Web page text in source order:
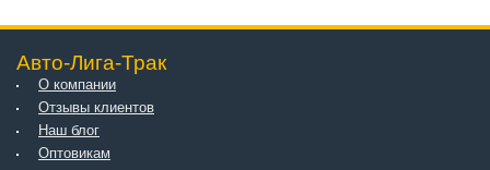
Авто-Лига-Трак
О компании
Отзывы клиентов
Наш блог
Оптовикам